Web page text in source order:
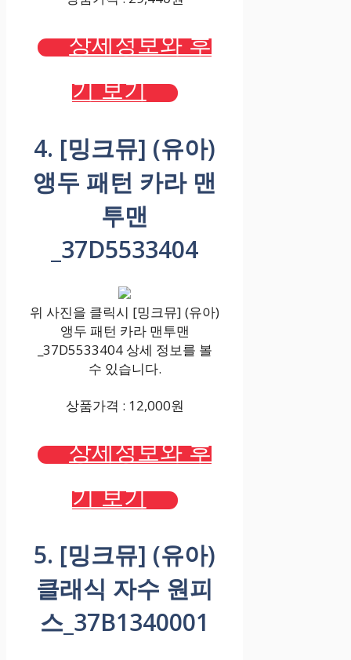
상세정보와 후
기 보기
4. [밍크뮤] (유아)
앵두 패턴 카라 맨
투맨
_37D5533404
위 사진을 클릭시 [밍크뮤] (유아)
앵두 패턴 카라 맨투맨
_37D5533404 상세 정보를 볼
수 있습니다.
상품가격 : 12,000원
상세정보와 후
기 보기
5. [밍크뮤] (유아)
클래식 자수 원피
스_37B1340001